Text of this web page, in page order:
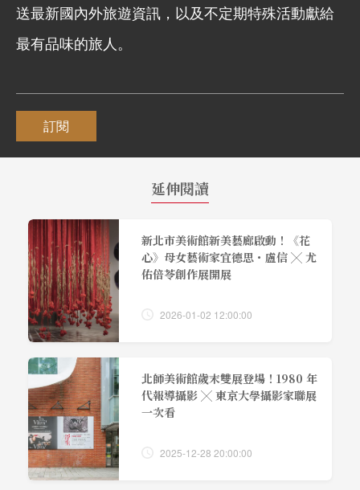
送最新國內外旅遊資訊，以及不定期特殊活動獻給
最有品味的旅人。
訂閱
延伸閱讀
新北市美術館新美藝廊啟動！《花
心》母女藝術家宜德思・盧信 ╳ 尤
佑倍苓創作展開展
2026-01-02 12:00:00
北師美術館歲末雙展登場！1980 年
代報導攝影 ╳ 東京大學攝影家聯展
一次看
2025-12-28 20:00:00